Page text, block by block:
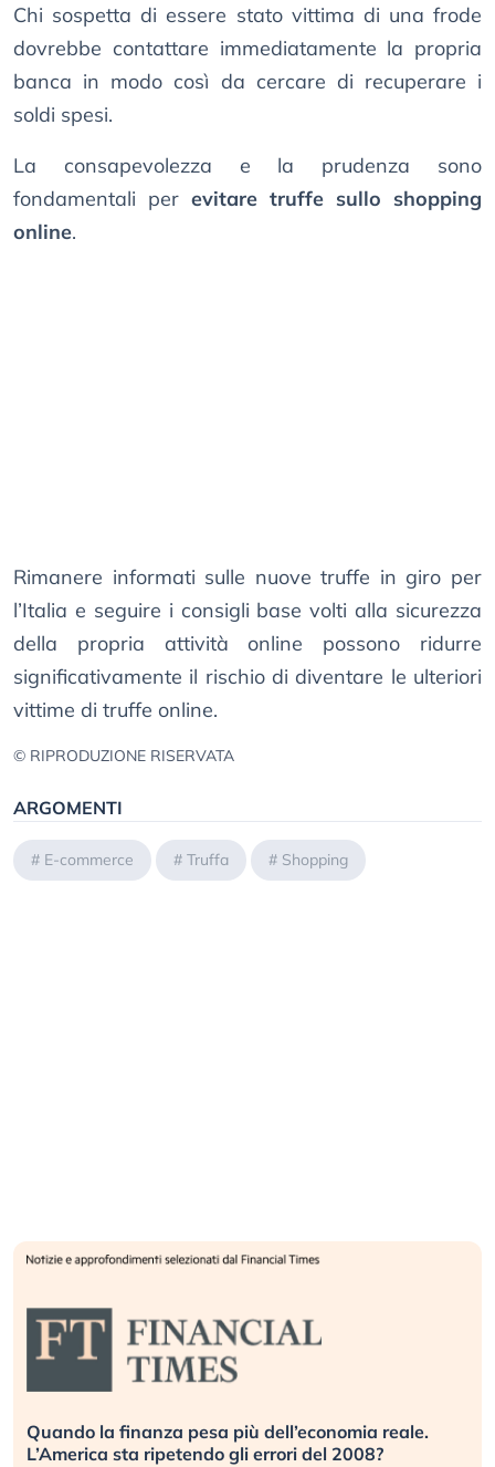
Chi sospetta di essere stato vittima di una frode
dovrebbe contattare immediatamente la propria
banca in modo così da cercare di recuperare i
soldi spesi.
La consapevolezza e la prudenza sono
fondamentali per evitare truffe sullo shopping
online.
Rimanere informati sulle nuove truffe in giro per
l’Italia e seguire i consigli base volti alla sicurezza
della propria attività online possono ridurre
significativamente il rischio di diventare le ulteriori
vittime di truffe online.
© RIPRODUZIONE RISERVATA
ARGOMENTI
# E-commerce # Truffa # Shopping
Quando la finanza pesa più dell’economia reale.
L’America sta ripetendo gli errori del 2008?